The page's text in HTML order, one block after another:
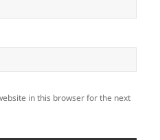
in this browser for the next